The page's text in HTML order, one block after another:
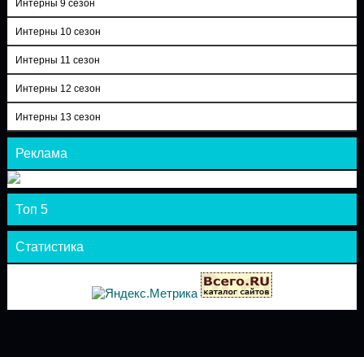
Интерны 9 сезон
Интерны 10 сезон
Интерны 11 сезон
Интерны 12 сезон
Интерны 13 сезон
Реклама
Топ 5
Статистика